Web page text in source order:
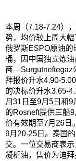
本周（7.18-7.24）
势，均价较上周大
俄罗斯ESPO原油的
桶，因中国独立炼
商—Surgutneftegaz
拜报价升水4.90-
的决标价升水3.65-
月31日至9月5日和
的Rosneft提供三船
价有效期至7月26日
9月20-25日。泰国
交。一位交易商表
凝析油，售价为迪